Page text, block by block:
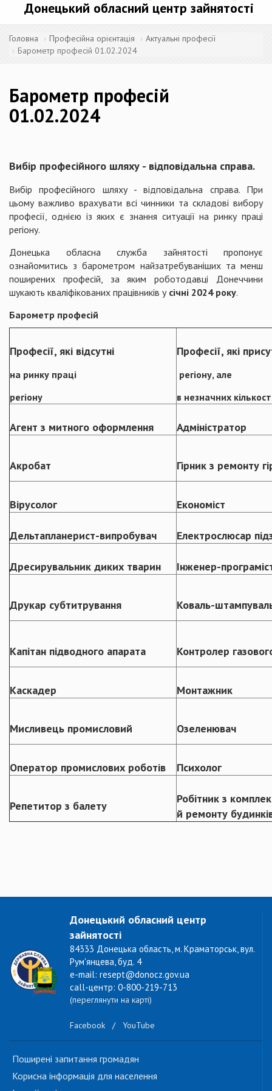
Донецький обласний центр зайнятості
Головна Професійна орієнтація
Актуальні професії
Барометр професій 01.02.2024
Барометр професій
01.02.2024
Вибір професійного шляху - відповідальна справа.
Вибір професійного шляху - відповідальна справа. При
цьому важливо врахувати всі чинники та складові вибору
професії, однією із яких є знання ситуації на ринку праці
регіону.
Донецька обласна служба зайнятості пропонує
ознайомитись з барометром найзатребуваніших та менш
поширених професій, за яким роботодавці Донеччини
шукають кваліфікованих працівників у січні 2024 року.
Барометр професій
Професії, які відсутні
на ринку праці
регіону
Професії, які
регіону, але
в незначних
Агент з митного оформлення Адміністратор
Акробат Гірник з ремонту
Вірусолог Економіст
Дельтапланерист-випробувач Електрослюсар
Дресирувальник диких тварин Інженер-
Друкар субтитрування Коваль-
Капітан підводного апарата Контролер
Каскадер Монтажник
Мисливець промисловий Озеленювач
Оператор промислових роботів Психолог
Репетитор з балету
Робітник з
й ремонту
Донецький обласний центр
зайнятості
84333 Донецька область, м. Краматорськ, вул.
Рум'янцева, буд. 4
e-mail: resept@donocz.gov.ua
call-центр: 0-800-219-713
(переглянути на карті)
Facebook / YouTube
Поширені запитання громадян
Корисна інформація для населення